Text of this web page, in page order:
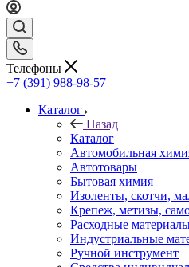
Телефоны
+7 (391) 988-98-57
Каталог
Назад
Каталог
Автомобильная
Автотовары
Бытовая химия
Изоленты, скотчи,
Крепеж, метизы,
Расходные
Индустриальные
Ручной инструмент